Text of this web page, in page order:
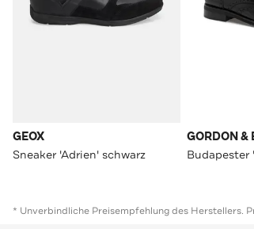
GEOX
Sneaker 'Adrien' schwarz
GORDON &
Budapester
* Unverbindliche Preisempfehlung des Herstellers.